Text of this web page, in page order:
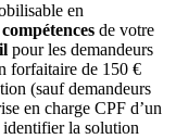
en
de votre
pour les demandeurs
forfaitaire de 150 €
(sauf demandeurs
en charge CPF d’un
identifier la solution